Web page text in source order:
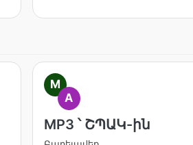
M
A
MP3 ՝ ՇՊԱԿ-ին